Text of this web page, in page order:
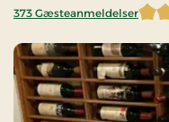
373 Gæsteanmeldelser
4,597855 af 5 stjerner